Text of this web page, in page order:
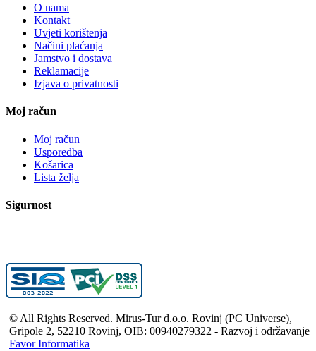
O nama
Kontakt
Uvjeti korištenja
Načini plaćanja
Jamstvo i dostava
Reklamacije
Izjava o privatnosti
Moj račun
Moj račun
Usporedba
Košarica
Lista želja
Sigurnost
© All Rights Reserved. Mirus-Tur d.o.o. Rovinj (PC Universe),
Gripole 2, 52210 Rovinj, OIB: 00940279322 - Razvoj i održavanje
Favor Informatika